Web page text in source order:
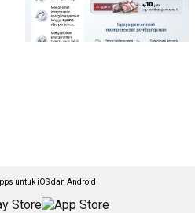
untuk iOS dan Android